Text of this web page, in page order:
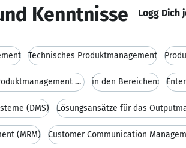
Kenntnisse Logg Dich
Technisches Produktmanagement
umfangreiche Erfahrung im Produktmanagement von er in den Bereichen:
(DMS)
(MRM) Customer Communication